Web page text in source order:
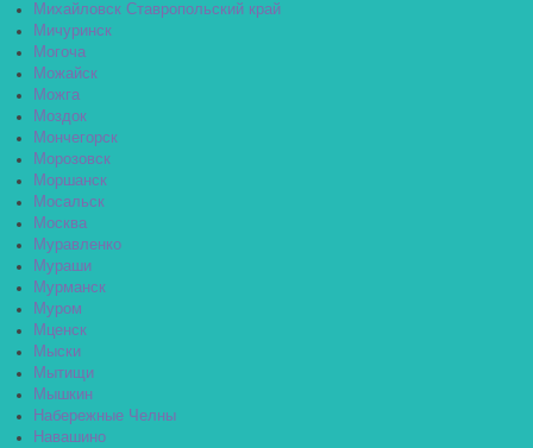
Михайловск Ставропольский край
Мичуринск
Могоча
Можайск
Можга
Моздок
Мончегорск
Морозовск
Моршанск
Мосальск
Москва
Муравленко
Мураши
Мурманск
Муром
Мценск
Мыски
Мытищи
Мышкин
Набережные Челны
Навашино